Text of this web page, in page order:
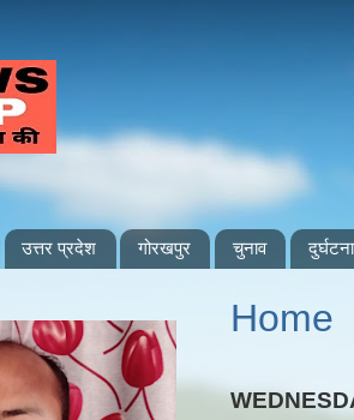
उत्तर प्रदेश गोरखपुर चुनाव दुर्घटना
Home